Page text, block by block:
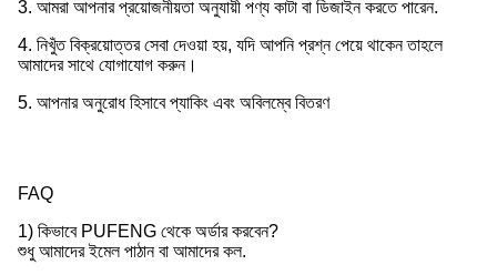
3. আমরা আপনার প্রয়োজনীয়তা অনুযায়ী পণ্য কাটা বা ডিজাইন করতে পারেন.
4. নিখুঁত বিক্রয়োত্তর সেবা দেওয়া হয়, যদি আপনি প্রশ্ন পেয়ে থাকেন তাহলে
আমাদের সাথে যোগাযোগ করুন।
5. আপনার অনুরোধ হিসাবে প্যাকিং এবং অবিলম্বে বিতরণ
FAQ
1) কিভাবে PUFENG থেকে অর্ডার করবেন?
শুধু আমাদের ইমেল পাঠান বা আমাদের কল.